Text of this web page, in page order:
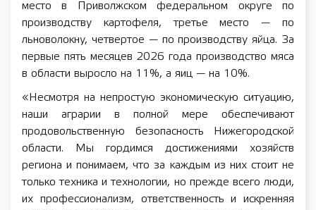
место в Приволжском федеральном округе по
производству картофеля, третье место — по
льноволокну, четвертое — по производству яйца. За
первые пять месяцев 2026 года производство мяса
в области выросло на 11%, а яиц — на 10%.
«Несмотря на непростую экономическую ситуацию,
наши аграрии в полной мере обеспечивают
продовольственную безопасность Нижегородской
области. Мы гордимся достижениями хозяйств
региона и понимаем, что за каждым из них стоит не
только техника и технологии, но прежде всего люди,
их профессионализм, ответственность и искренняя